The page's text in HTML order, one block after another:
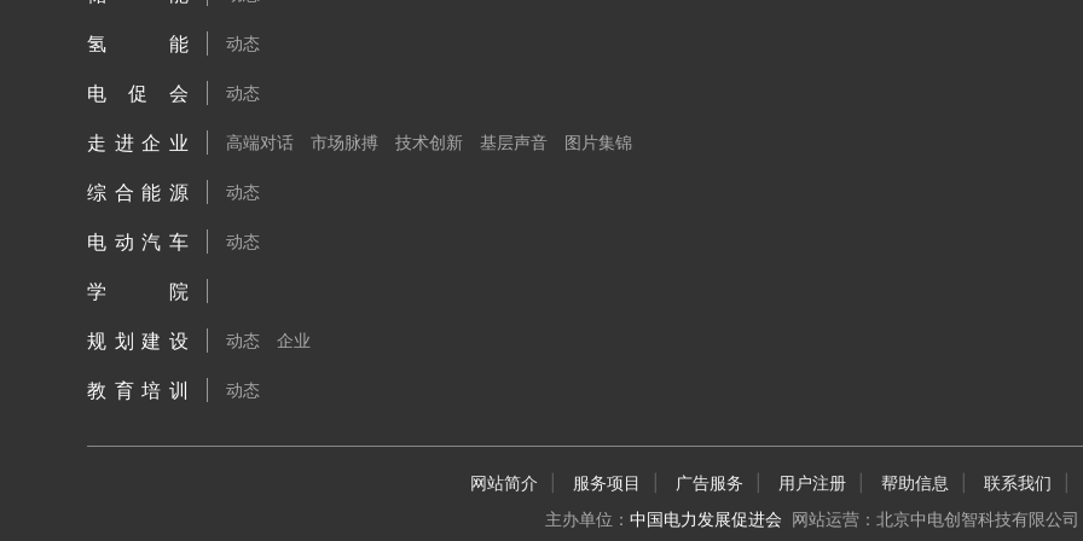
氢能 动态
电促会 动态
走进企业 高端对话 市场脉搏 技术创新 基层声音 图片集锦
综合能源 动态
电动汽车 动态
学院
规划建设 动态 企业
教育培训 动态
网站简介 服务项目 广告服务 用户注册 帮助信息 联系我们
主办单位： 中国电力发展促进会 网站运营：北京中电创智科技有限公司